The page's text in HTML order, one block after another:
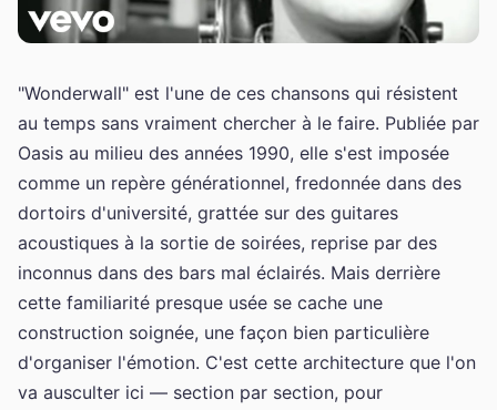
"Wonderwall" est l'une de ces chansons qui résistent
au temps sans vraiment chercher à le faire. Publiée par
Oasis au milieu des années 1990, elle s'est imposée
comme un repère générationnel, fredonnée dans des
dortoirs d'université, grattée sur des guitares
acoustiques à la sortie de soirées, reprise par des
inconnus dans des bars mal éclairés. Mais derrière
cette familiarité presque usée se cache une
construction soignée, une façon bien particulière
d'organiser l'émotion. C'est cette architecture que l'on
va ausculter ici — section par section, pour